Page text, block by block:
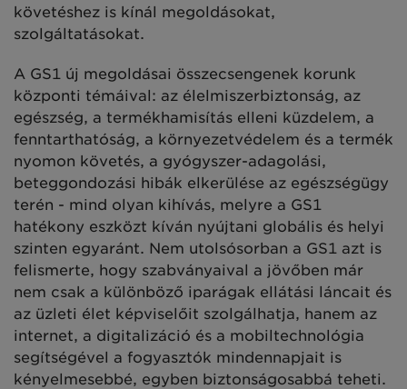
követéshez is kínál megoldásokat,
szolgáltatásokat.
A GS1 új megoldásai összecsengenek korunk
központi témáival: az élelmiszerbiztonság, az
egészség, a termékhamisítás elleni küzdelem, a
fenntarthatóság, a környezetvédelem és a termék
nyomon követés, a gyógyszer-adagolási,
beteggondozási hibák elkerülése az egészségügy
terén - mind olyan kihívás, melyre a GS1
hatékony eszközt kíván nyújtani globális és helyi
szinten egyaránt. Nem utolsósorban a GS1 azt is
felismerte, hogy szabványaival a jövőben már
nem csak a különböző iparágak ellátási láncait és
az üzleti élet képviselőit szolgálhatja, hanem az
internet, a digitalizáció és a mobiltechnológia
segítségével a fogyasztók mindennapjait is
kényelmesebbé, egyben biztonságosabbá teheti.